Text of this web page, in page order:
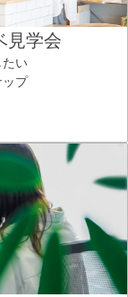
見学会
たい
ップ